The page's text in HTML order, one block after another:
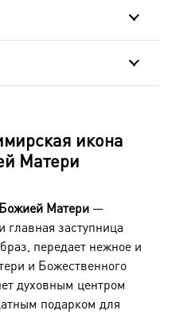
икона
Матери
Матери —
заступница
передает нежное и
и Божественного
духовным центром
подарком для